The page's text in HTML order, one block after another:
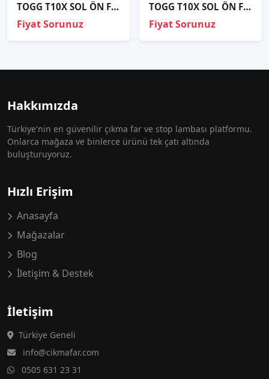
TOGG T10X SOL ÖN FAR ORJİNAL
Fiyat Sorunuz
TOGG T10X SOL ÖN FAR ORJİNAL ÇIKMA
Fiyat Sorunuz
Hakkımızda
Türkiye'nin en güvenilir çıkma far ve stop lambası platformu.
Onlarca mağaza ve binlerce ürünü tek çatı altında
buluşturuyoruz.
Hızlı Erişim
Anasayfa
Mağazalar
Blog
İletişim & Destek
İletişim
Türkiye Geneli
info@cikmafar.com
0505 631 23 31